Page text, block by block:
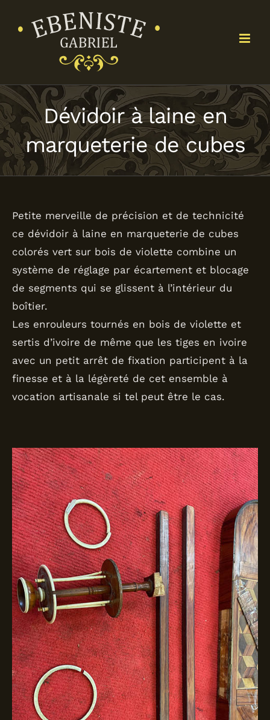
Dévidoir à laine en
marqueterie de cubes
Petite merveille de précision et de technicité
ce dévidoir à laine en marqueterie de cubes
colorés vert sur bois de violette combine un
système de réglage par écartement et blocage
de segments qui se glissent à l’intérieur du
boîtier.
Les enrouleurs tournés en bois de violette et
sertis d’ivoire de même que les tiges en ivoire
avec un petit arrêt de fixation participent à la
finesse et à la légèreté de cet ensemble à
vocation artisanale si tel peut être le cas.